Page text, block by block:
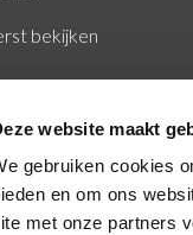
website maakt
gebruiken cookies
en om ons
met onze partners
bekijken